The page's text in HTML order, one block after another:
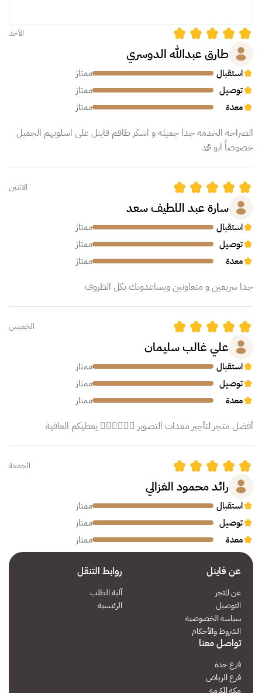
الأحد
طارق عبدالله الدوسري
استقبال
ممتاز
توصيل
ممتاز
معدة
ممتاز
الصراحه الخدمه جدا جميله و اشكر طاقم فاينل على اسلوبهم الجميل
خصوصاً ابو محمد
الاثنين
سارة عبد اللطيف سعد
استقبال
ممتاز
توصيل
ممتاز
معدة
ممتاز
جدا سريعين و متعاونين ويساعدونك بكل الظروف
الخميس
علي غالب سليمان
استقبال
ممتاز
توصيل
ممتاز
معدة
ممتاز
أفضل متجر لتأجير معدات التصوير 👍🏻👍🏻👍🏻 يعطيكم العافية
الجمعة
رائد محمود الغزالي
استقبال
ممتاز
توصيل
ممتاز
معدة
ممتاز
الله يعطيكم العافيه و يبارك فيكم جميعا
عبدالرحمن احمد الغامدي
استقبال
توصيل
معدة
عن فاينل
عن المتجر
التوصيل
سياسة الخصوصية
الشروط والأحكام
روابط التنقل
آلية الطلب
الرئيسية
تواصل معنا
فرع جدة
فرع الرياض
مكة المكرمة